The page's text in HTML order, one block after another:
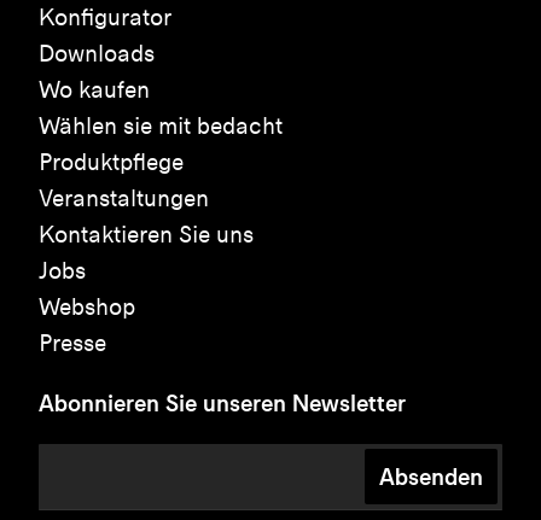
Konfigurator
Downloads
Wo kaufen
Wählen sie mit bedacht
Produktpflege
Veranstaltungen
Kontaktieren Sie uns
Jobs
Webshop
Presse
Abonnieren Sie unseren Newsletter
Absenden